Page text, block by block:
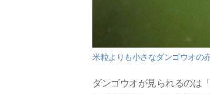
米粒よりも小さなダンゴウオの
ダンゴウオが見られるのは